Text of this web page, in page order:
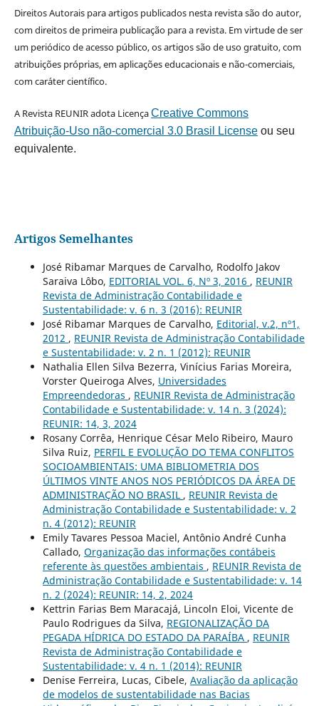
Direitos Autorais para artigos publicados nesta revista são do autor,
com direitos de primeira publicação para a revista. Em virtude de ser
um periódico de acesso público, os artigos são de uso gratuito, com
atribuições próprias, em aplicações educacionais e não-comerciais,
com caráter científico.
A Revista REUNIR adota LicençaCreative Commons
Atribuição-Uso não-comercial 3.0 Brasil Licenseou seu
equivalente.
Artigos Semelhantes
José Ribamar Marques de Carvalho, Rodolfo Jakov
Saraiva Lôbo, EDITORIAL VOL. 6, Nº 3, 2016 , REUNIR
Revista de Administração Contabilidade e
Sustentabilidade: v. 6 n. 3 (2016): REUNIR
José Ribamar Marques de Carvalho, Editorial, v.2, nº1,
2012 , REUNIR Revista de Administração Contabilidade
e Sustentabilidade: v. 2 n. 1 (2012): REUNIR
Nathalia Ellen Silva Bezerra, Vinícius Farias Moreira,
Vorster Queiroga Alves, Universidades
Empreendedoras , REUNIR Revista de Administração
Contabilidade e Sustentabilidade: v. 14 n. 3 (2024):
REUNIR: 14, 3, 2024
Rosany Corrêa, Henrique César Melo Ribeiro, Mauro
Silva Ruiz, PERFIL E EVOLUÇÃO DO TEMA CONFLITOS
SOCIOAMBIENTAIS: UMA BIBLIOMETRIA DOS
ÚLTIMOS VINTE ANOS NOS PERIÓDICOS DA ÁREA DE
ADMINISTRAÇÃO NO BRASIL , REUNIR Revista de
Administração Contabilidade e Sustentabilidade: v. 2
n. 4 (2012): REUNIR
Emily Tavares Pessoa Maciel, Antônio André Cunha
Callado, Organização das informações contábeis
referente às questões ambientais , REUNIR Revista de
Administração Contabilidade e Sustentabilidade: v. 14
n. 2 (2024): REUNIR: 14, 2, 2024
Kettrin Farias Bem Maracajá, Lincoln Eloi, Vicente de
Paulo Rodrigues da Silva, REGIONALIZAÇÃO DA
PEGADA HÍDRICA DO ESTADO DA PARAÍBA , REUNIR
Revista de Administração Contabilidade e
Sustentabilidade: v. 4 n. 1 (2014): REUNIR
Denise Ferreira, Lucas, Cibele, Avaliação da aplicação
de modelos de sustentabilidade nas Bacias